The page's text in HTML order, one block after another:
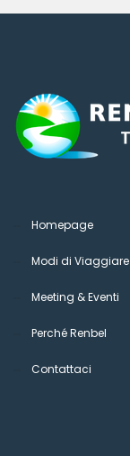
Homepage
Modi di Viaggiare
Meeting & Eventi
Perché Renbel
Contattaci